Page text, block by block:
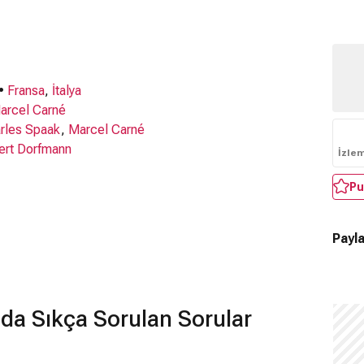
Fransa, İtalya
Carné
Spaak, Marcel Carné
Dorfmann
Sıkça Sorulan Sorular